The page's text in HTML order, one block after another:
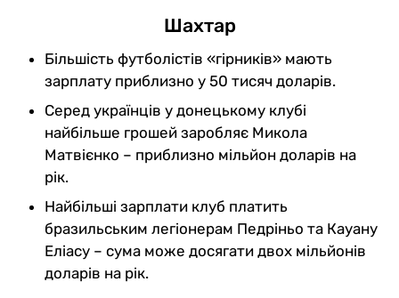
Шахтар
Більшість футболістів «гірників» мають
зарплату приблизно у 50 тисяч доларів.
Серед українців у донецькому клубі
найбільше грошей заробляє Микола
Матвієнко – приблизно мільйон доларів на
рік.
Найбільші зарплати клуб платить
бразильським легіонерам Педріньо та Кауану
Еліасу – сума може досягати двох мільйонів
доларів на рік.